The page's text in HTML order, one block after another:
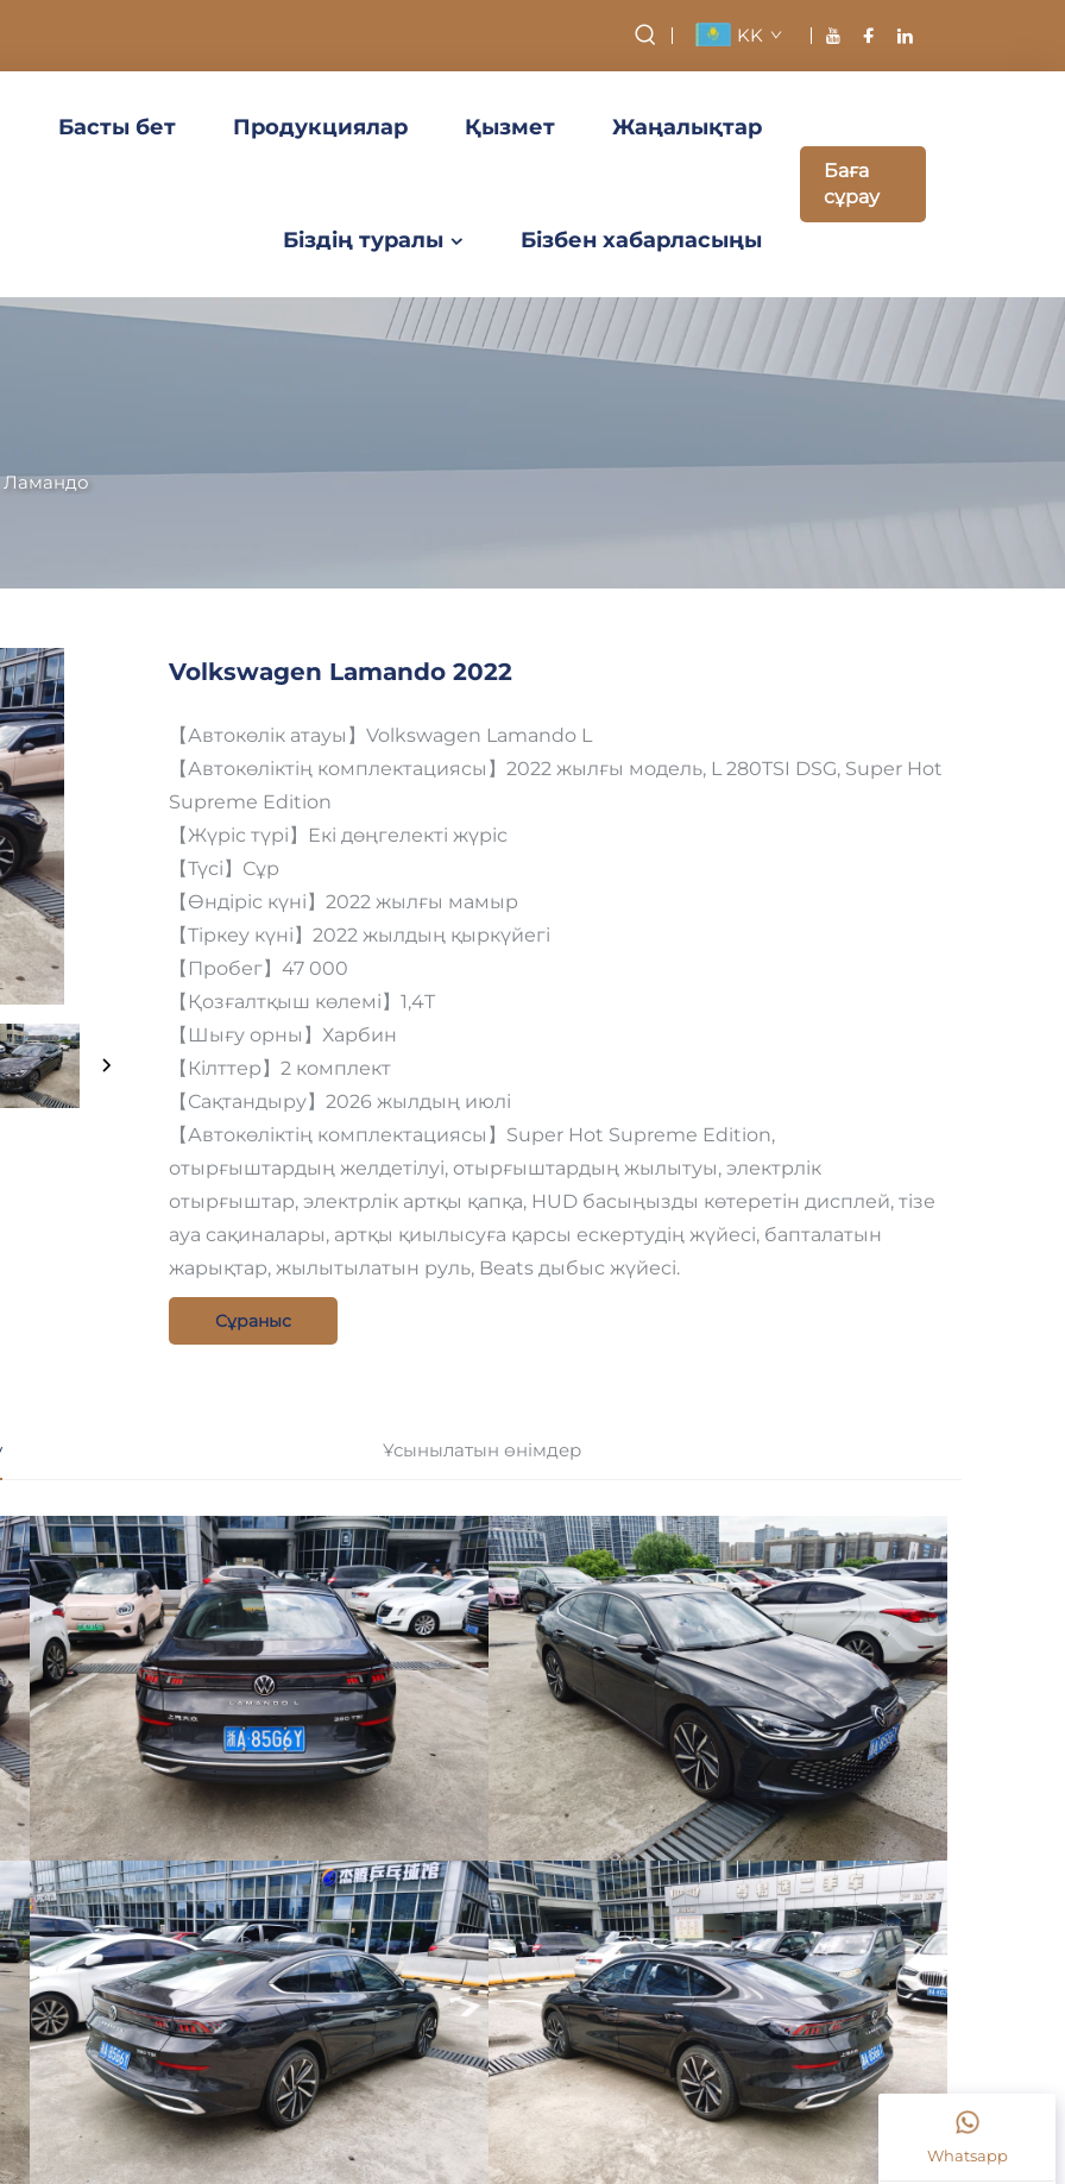
KK
Басты бет Продукциялар Қызмет Жаңалықтар
Біздің туралы Бізбен хабарласыңы
Баға
сұрау
Ламандо
Volkswagen Lamando 2022
【Автокөлік атауы】Volkswagen Lamando L
【Автокөліктің комплектациясы】2022 жылғы модель, L 280TSI DSG, Super Hot
Supreme Edition
【Жүріс түрі】Екі дөңгелекті жүріс
【Түсі】Сұр
【Өндіріс күні】2022 жылғы мамыр
【Тіркеу күні】2022 жылдың қыркүйегі
【Пробег】47 000
【Қозғалтқыш көлемі】1,4T
【Шығу орны】Харбин
【Кілттер】2 комплект
【Сақтандыру】2026 жылдың июлі
【Автокөліктің комплектациясы】Super Hot Supreme Edition,
отырғыштардың желдетілуі, отырғыштардың жылытуы, электрлік
отырғыштар, электрлік артқы қапқа, HUD басыңызды көтеретін дисплей, тізе
ауа сақиналары, артқы қиылысуға қарсы ескертудің жүйесі, бапталатын
жарықтар, жылытылатын руль, Beats дыбыс жүйесі.
Сұраныс
Ұсынылатын өнімдер
Whatsapp